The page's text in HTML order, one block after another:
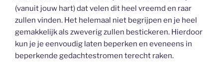
(vanuit jouw hart) dat velen dit heel vreemd en raar
zullen vinden. Het helemaal niet begrijpen en je heel
gemakkelijk als zweverig zullen bestickeren. Hierdoor
kun je je eenvoudig laten beperken en eveneens in
beperkende gedachtestromen terecht raken.